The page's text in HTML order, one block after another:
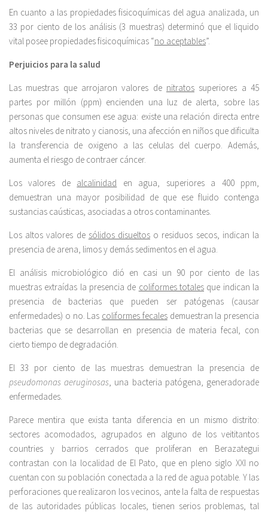
En cuanto a las propiedades fisicoquímicas del agua analizada, un
33 por ciento de los análisis (3 muestras) determinó que el liquido
vital posee propiedades fisicoquímicas “no aceptables”.
Perjuicios para la salud
Las muestras que arrojaron valores de nitratos superiores a 45
partes por millón (ppm) encienden una luz de alerta, sobre las
personas que consumen ese agua: existe una relación directa entre
altos niveles de nitrato y cianosis, una afección en niños que dificulta
la transferencia de oxigeno a las celulas del cuerpo. Además,
aumenta el riesgo de contraer cáncer.
Los valores de alcalinidad en agua, superiores a 400 ppm,
demuestran una mayor posibilidad de que ese fluido contenga
sustancias caústicas, asociadas a otros contaminantes.
Los altos valores de sólidos disueltos o residuos secos, indican la
presencia de arena, limos y demás sedimentos en el agua.
El análisis microbiológico dió en casi un 90 por ciento de las
muestras extraídas la presencia de coliformes totales que indican la
presencia de bacterias que pueden ser patógenas (causar
enfermedades) o no. Las coliformes fecalesdemuestran la presencia
bacterias que se desarrollan en presencia de materia fecal, con
cierto tiempo de degradación.
El 33 por ciento de las muestras demuestran la presencia de
pseudomonas aeruginosas, una bacteria patógena, generadorade
enfermedades.
Parece mentira que exista tanta diferencia en un mismo distrito:
sectores acomodados, agrupados en alguno de los veititantos
countries y barrios cerrados que proliferan en Berazategui
contrastan con la localidad de El Pato, que en pleno siglo XXI no
cuentan con su población conectada a la red de agua potable. Y las
perforaciones que realizaron los vecinos, ante la falta de respuestas
de las autoridades públicas locales, tienen serios problemas, tal